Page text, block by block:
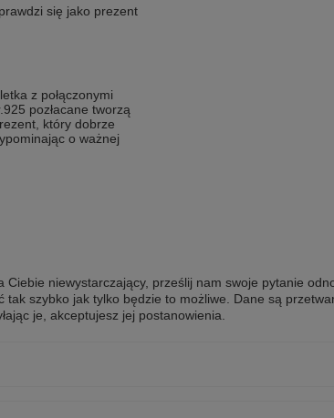
się jako prezent
z połączonymi
pozłacane tworzą
który dobrze
o ważnej
Ciebie niewystarczający, prześlij nam swoje pytanie
tak szybko jak tylko będzie to możliwe. Dane są
je, akceptujesz jej postanowienia.